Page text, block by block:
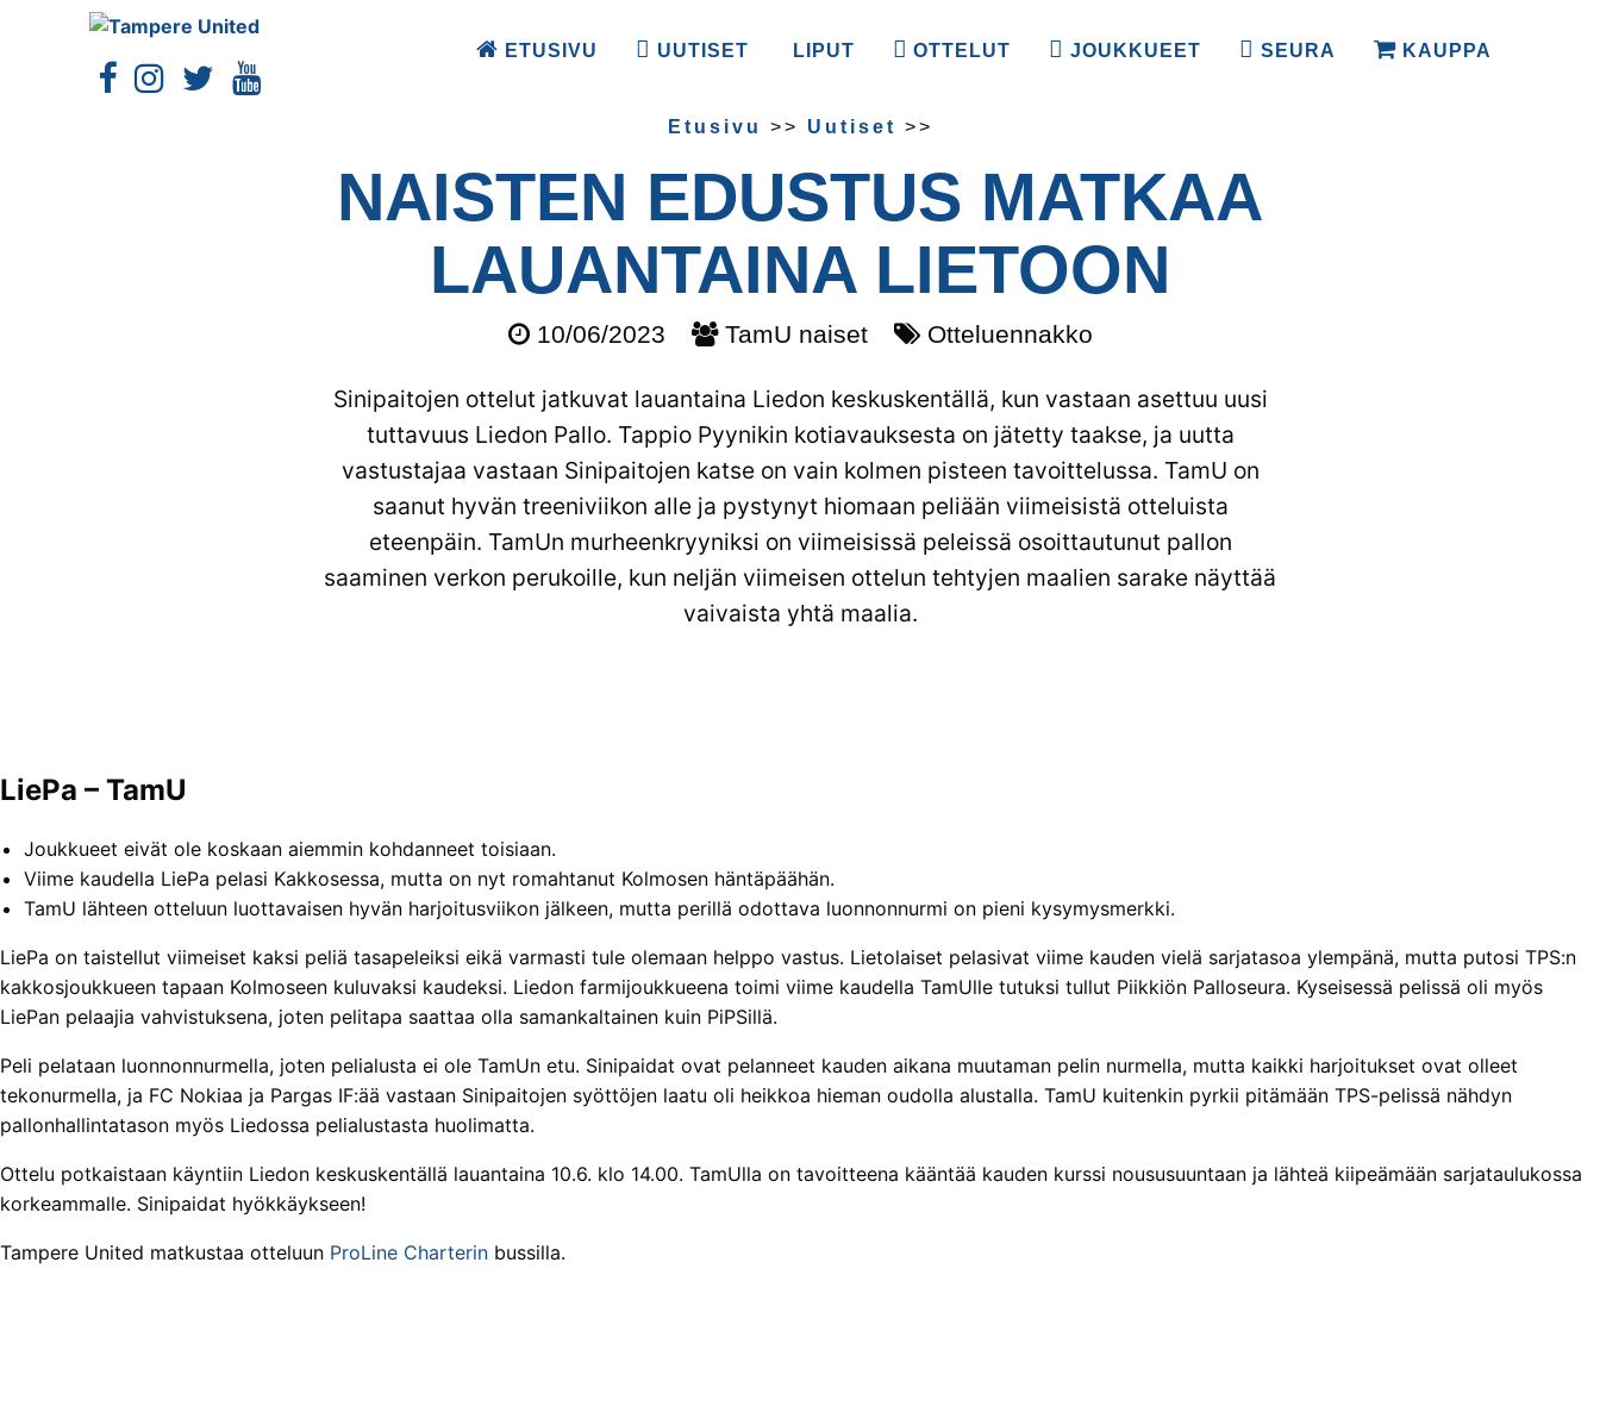
ETUSIVU UUTISET LIPUT OTTELUT JOUKKUEET SEURA KAUPPA
Etusivu >> Uutiset >>
NAISTEN EDUSTUS MATKAA
LAUANTAINA LIETOON
10/06/2023 TamU naiset Otteluennakko
Sinipaitojen ottelut jatkuvat lauantaina Liedon keskuskentällä, kun vastaan asettuu uusi
tuttavuus Liedon Pallo. Tappio Pyynikin kotiavauksesta on jätetty taakse, ja uutta
vastustajaa vastaan Sinipaitojen katse on vain kolmen pisteen tavoittelussa. TamU on
saanut hyvän treeniviikon alle ja pystynyt hiomaan peliään viimeisistä otteluista
eteenpäin. TamUn murheenkryyniksi on viimeisissä peleissä osoittautunut pallon
saaminen verkon perukoille, kun neljän viimeisen ottelun tehtyjen maalien sarake näyttää
vaivaista yhtä maalia.
LiePa – TamU
Joukkueet eivät ole koskaan aiemmin kohdanneet toisiaan.
Viime kaudella LiePa pelasi Kakkosessa, mutta on nyt romahtanut Kolmosen häntäpäähän.
TamU lähteen otteluun luottavaisen hyvän harjoitusviikon jälkeen, mutta perillä odottava luonnonnurmi on pieni kysymysmerkki.
LiePa on taistellut viimeiset kaksi peliä tasapeleiksi eikä varmasti tule olemaan helppo vastus. Lietolaiset pelasivat viime kauden vielä sarjatasoa ylempänä, mutta putosi TPS:n
kakkosjoukkueen tapaan Kolmoseen kuluvaksi kaudeksi. Liedon farmijoukkueena toimi viime kaudella TamUlle tutuksi tullut Piikkiön Palloseura. Kyseisessä pelissä oli myös
LiePan pelaajia vahvistuksena, joten pelitapa saattaa olla samankaltainen kuin PiPSillä.
Peli pelataan luonnonnurmella, joten pelialusta ei ole TamUn etu. Sinipaidat ovat pelanneet kauden aikana muutaman pelin nurmella, mutta kaikki harjoitukset ovat olleet
tekonurmella, ja FC Nokiaa ja Pargas IF:ää vastaan Sinipaitojen syöttöjen laatu oli heikkoa hieman oudolla alustalla. TamU kuitenkin pyrkii pitämään TPS-pelissä nähdyn
pallonhallintatason myös Liedossa pelialustasta huolimatta.
Ottelu potkaistaan käyntiin Liedon keskuskentällä lauantaina 10.6. klo 14.00. TamUlla on tavoitteena kääntää kauden kurssi noususuuntaan ja lähteä kiipeämään sarjataulukossa
korkeammalle. Sinipaidat hyökkäykseen!
Tampere United matkustaa otteluun ProLine Charterin bussilla.